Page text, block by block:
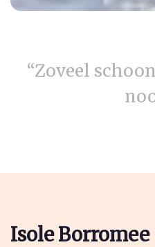
“Zoveel
Isole Borromee